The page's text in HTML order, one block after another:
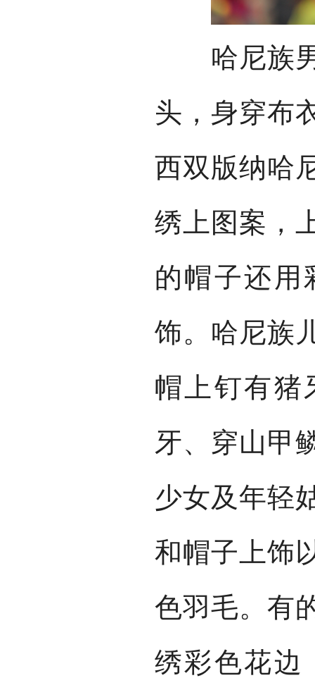
哈尼族男
头，身穿布
西双版纳哈
绣上图案，
的帽子还用
饰。哈尼族
帽上钉有猪
牙、穿山甲
少女及年轻
和帽子上饰
色羽毛。有
绣彩色花边